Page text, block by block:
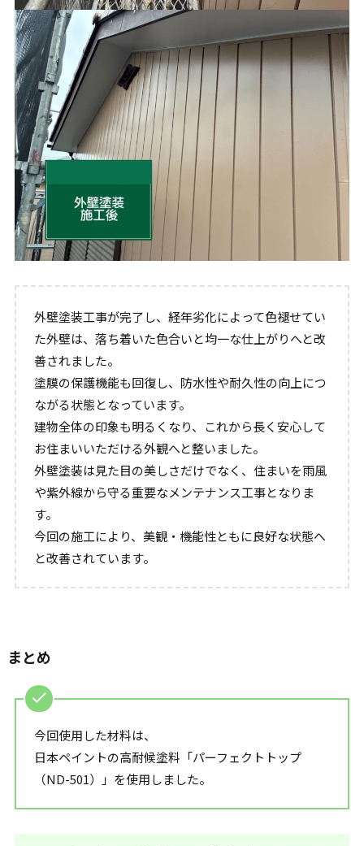
外壁塗装工事が完了し、経年劣化によって色褪せてい
た外壁は、落ち着いた色合いと均一な仕上がりへと改
善されました。
塗膜の保護機能も回復し、防水性や耐久性の向上につ
ながる状態となっています。
建物全体の印象も明るくなり、これから長く安心して
お住まいいただける外観へと整いました。
外壁塗装は見た目の美しさだけでなく、住まいを雨風
や紫外線から守る重要なメンテナンス工事となりま
す。
今回の施工により、美観・機能性ともに良好な状態へ
と改善されています。
まとめ
今回使用した材料は、
日本ペイントの高耐候塗料「パーフェクトトップ
（ND-501）」を使用しました。